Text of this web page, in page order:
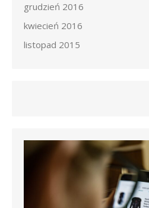
grudzień 2016
kwiecień 2016
listopad 2015